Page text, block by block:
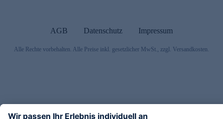
AGB Datenschutz Impressum
Alle Rechte vorbehalten. Alle Preise inkl. gesetzlicher MwSt., zzgl. Versandkosten.